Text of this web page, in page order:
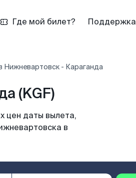
Где мой билет? Поддержка
Нижневартовск - Караганда
(KGF)
цен даты вылета,
в